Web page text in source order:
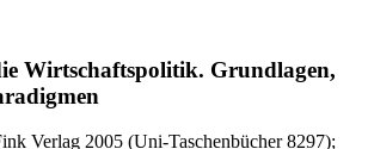
Wirtschaftspolitik. Grundlagen,
Verlag 2005 (Uni-Taschenbücher 8297);